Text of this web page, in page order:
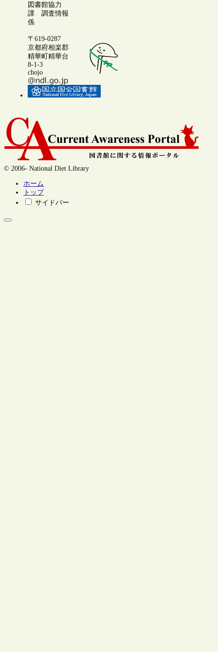
図書館協力
課 調査情報
係
〒619-0287
京都府相楽郡
精華町精華台
8-1-3
chojo
© 2006- National Diet Library
ホーム
トップ
サイドバー